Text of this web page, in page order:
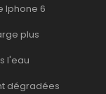
Iphone 6
plus
l'eau
dégradées